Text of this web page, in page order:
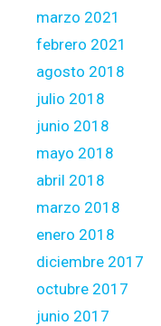
marzo 2021
febrero 2021
agosto 2018
julio 2018
junio 2018
mayo 2018
abril 2018
marzo 2018
enero 2018
diciembre 2017
octubre 2017
junio 2017